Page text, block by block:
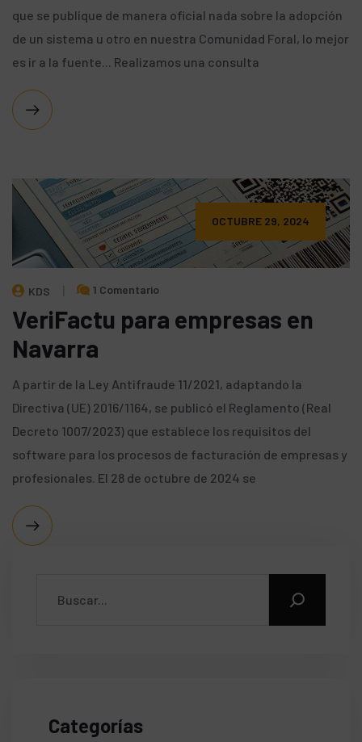
que se publique de manera oficial nada sobre la adopción
de un sistema u otro en nuestra Comunidad Foral, lo mejor
es ir a la fuente... Realizamos una consulta
OCTUBRE 29, 2024
KDS 1 Comentario
VeriFactu para empresas en
Navarra
A partir de la Ley Antifraude 11/2021, adaptando la
Directiva (UE) 2016/1164, se publicó el Reglamento (Real
Decreto 1007/2023) que establece los requisitos del
software para los procesos de facturación de empresas y
profesionales. El 28 de octubre de 2024 se
Categorías